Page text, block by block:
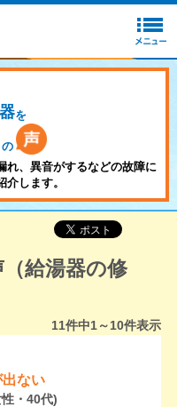
を
の
れ、異音がするなどの故障に
します。
給湯器の修
11件中1～10件表示
ない
・40代)